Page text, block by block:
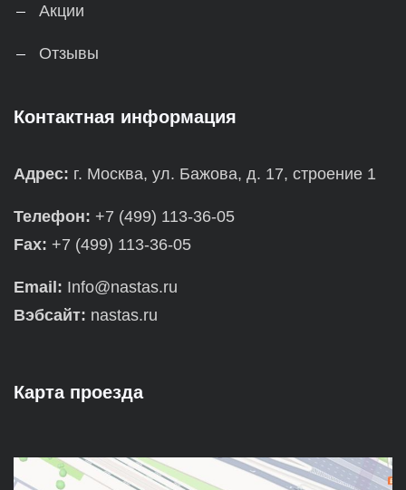
Акции
Отзывы
Контактная информация
Адрес: г. Москва, ул. Бажова, д. 17, строение 1
Телефон: +7 (499) 113-36-05
Fax: +7 (499) 113-36-05
Email: Info@nastas.ru
Вэбсайт: nastas.ru
Карта проезда